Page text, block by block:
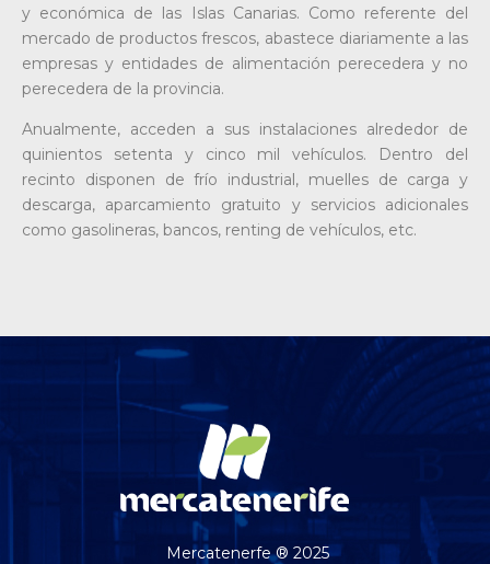
y económica de las Islas Canarias. Como referente del
mercado de productos frescos, abastece diariamente a las
empresas y entidades de alimentación perecedera y no
perecedera de la provincia.
Anualmente, acceden a sus instalaciones alrededor de
quinientos setenta y cinco mil vehículos. Dentro del
recinto disponen de frío industrial, muelles de carga y
descarga, aparcamiento gratuito y servicios adicionales
como gasolineras, bancos, renting de vehículos, etc.
Mercatenerfe ® 2025